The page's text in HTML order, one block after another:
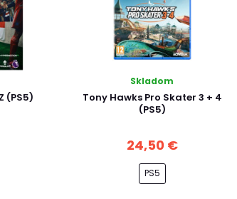
(PS5)
Skladom
Tony Hawks Pro Skater 3 + 4
(PS5)
24,50 €
PS5